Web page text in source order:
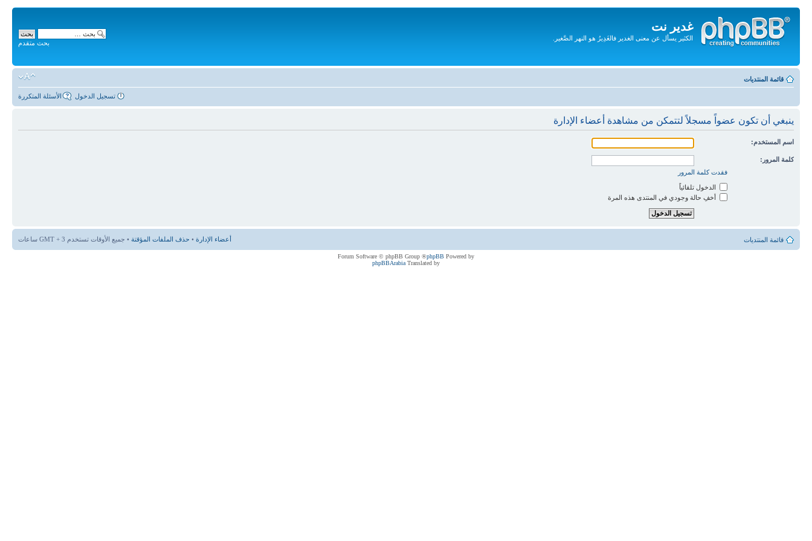
غدير نت
الكثير يسأل عن معنى الغدير فالغَدِيرُ هو النهر الصَّغير.
المحتويات
بحث متقدم
قائمة المنتديات
الأسئلة المتكررة تسجيل الدخول
ينبغي أن تكون عضواً مسجلاً لتتمكن من مشاهدة أعضاء الإدارة
اسم المستخدم:
كلمة المرور:
فقدت كلمة المرور
الدخول تلقائياً
أخفِ حالة وجودي في المنتدى هذه المرة
قائمة المنتديات أعضاء الإدارة • حذف الملفات المؤقتة • جميع الأوقات تستخدم GMT + 3 ساعات
Powered by
phpBB
® Forum Software © phpBB Group
Translated by
phpBBArabia